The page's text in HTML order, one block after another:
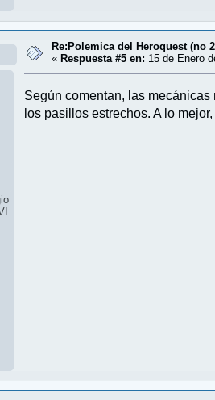
Re:Polemica del Heroquest (no
« Respuesta #5 en: 15 de Enero
Según comentan, las
los pasillos estrechos. A lo